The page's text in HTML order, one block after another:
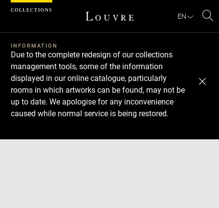
EN
INFORMATION
Due to the complete redesign of our collections
management tools, some of the information
displayed in our online catalogue, particularly
rooms in which artworks can be found, may not be
up to date. We apologise for any inconvenience
caused while normal service is being restored.
Download
Next
Previous
Cookies management panel